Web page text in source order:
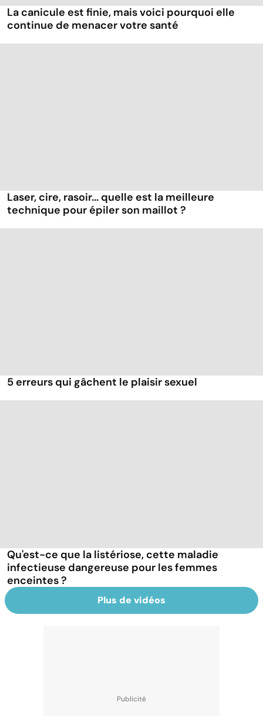
La canicule est finie, mais voici pourquoi elle
continue de menacer votre santé
Laser, cire, rasoir... quelle est la meilleure
technique pour épiler son maillot ?
5 erreurs qui gâchent le plaisir sexuel
Qu'est-ce que la listériose, cette maladie
infectieuse dangereuse pour les femmes
enceintes ?
Plus de vidéos